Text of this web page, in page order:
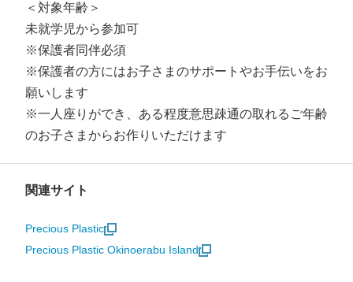
＜対象年齢＞
未就学児から参加可
※保護者同伴必須
※保護者の方にはお子さまのサポートやお手伝いをお
願いします
※一人座りができ、ある程度意思疎通の取れるご年齢
のお子さまからお作りいただけます
関連サイト
Precious Plastic
Precious Plastic Okinoerabu Island